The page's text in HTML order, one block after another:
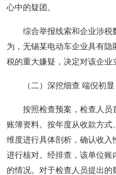
心中的疑团。
综合举报线索和企业涉税
为，无锡某电动车企业具有
税的重大嫌疑，决定对该企业
（二）深挖细查 端倪初显
按照检查预案，检查人员
账簿资料。按年度从收款方
维度进行具体剖析，确认收
进行核对。经排查，该单位账
的情况。对于检查人员提出